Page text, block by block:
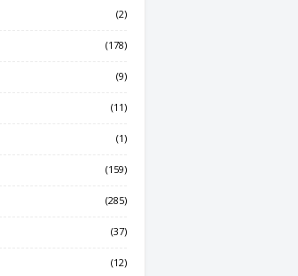
(2)
(178)
(9)
(11)
(1)
(159)
(285)
(37)
(12)